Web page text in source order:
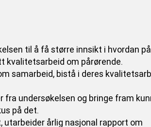
til å få større innsikt i hvordan
kvalitetsarbeid om pårørende.
samarbeid, bistå i deres
undersøkelsen og bringe fram
på det.
utarbeider årlig nasjonal rapport om